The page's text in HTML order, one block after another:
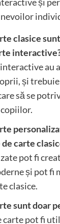
clasice
au
și
să se
carte
pot fi
și pot fi
clasice.
sunt doar
carte pot fi